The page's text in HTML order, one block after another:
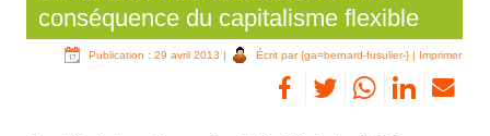
conséquence du capitalisme flexible
Publication : 29 avril 2013 | Écrit par {ga=bernard-fusulier-} | Imprimer